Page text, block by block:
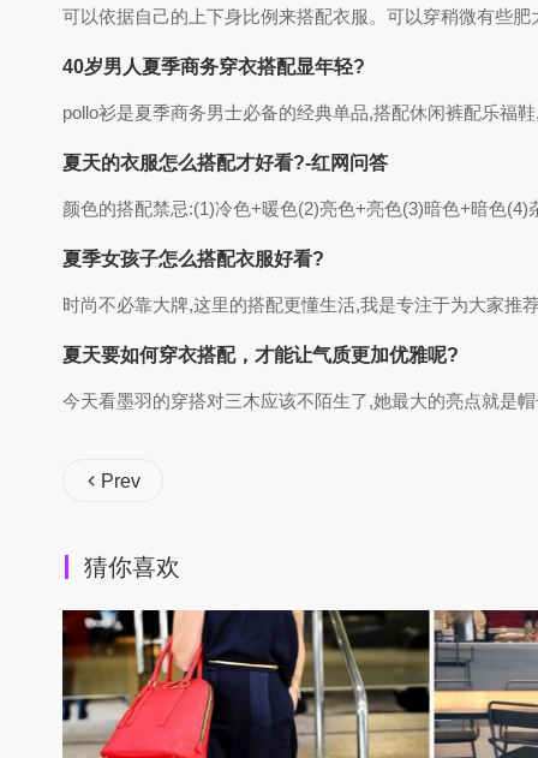
可以依据自己的上下身比例来搭配衣服。可以穿稍微有些
40岁男人夏季商务穿衣搭配显年轻?
pollo衫是夏季商务男士必备的经典单品,搭配休闲裤配乐福
夏天的衣服怎么搭配才好看?-红网问答
颜色的搭配禁忌:(1)冷色+暖色(2)亮色+亮色(3)暗色+暗色
夏季女孩子怎么搭配衣服好看?
时尚不必靠大牌,这里的搭配更懂生活,我是专注于为大家
夏天要如何穿衣搭配，才能让气质更加优雅呢?
今天看墨羽的穿搭对三木应该不陌生了,她最大的亮点就是
Prev
猜你喜欢